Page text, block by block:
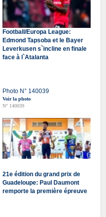
Football/Europa League:
Edmond Tapsoba et le Bayer
Leverkusen s`incline en finale
face à l`Atalanta
Photo N° 140039
Voir la photo
N° 140039
21e édition du grand prix de
Guadeloupe: Paul Daumont
remporte la première épreuve